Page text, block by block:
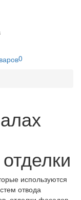
0
используются
отвода